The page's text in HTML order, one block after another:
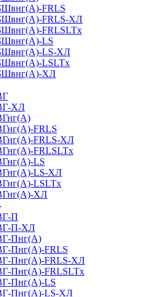
FRLS
FRLS-ХЛ
FRLSLTx
LS
LS-ХЛ
LSLTx
ХЛ
ХЛ
FRLS
FRLS-ХЛ
FRLSLTx
LS
LS-ХЛ
LSLTx
ХЛ
П
П-ХЛ
Пнг(А)
Пнг(А)-FRLS
Пнг(А)-FRLS-ХЛ
Пнг(А)-FRLSLTx
Пнг(А)-LS
Пнг(А)-LS-ХЛ